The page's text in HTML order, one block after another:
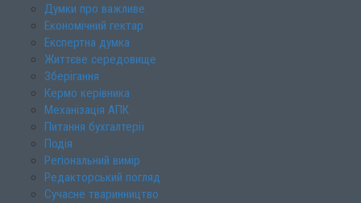
Думки про важливе
Економічний гектар
Експертна думка
Життєве середовище
Зберігання
Кермо керівника
Механізація АПК
Питання бухгалтерії
Подія
Регіональний вимір
Редакторський погляд
Сучасне тваринництво